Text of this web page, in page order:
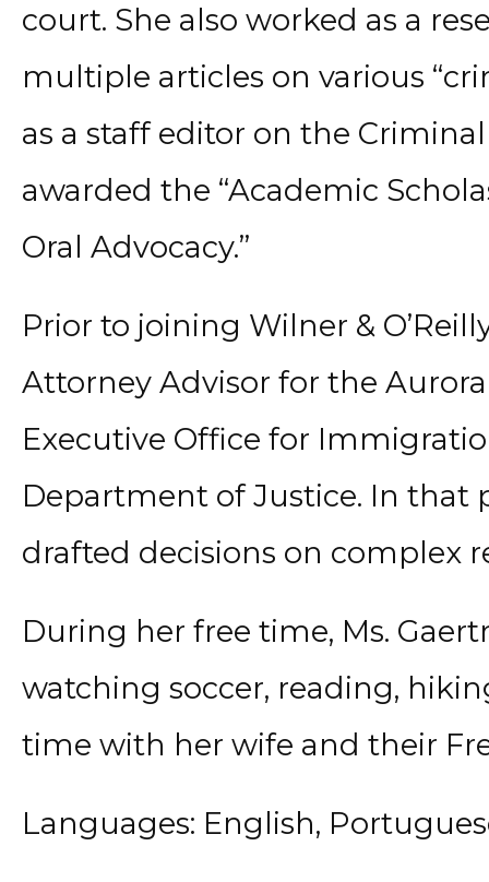
court. She also worked as a
multiple articles on various
as a staff editor on the
awarded the “Academic
Oral Advocacy.”
Prior to joining Wilner &
Attorney Advisor for the
Executive Office for
Department of Justice. In that
drafted decisions on complex
During her free time, Ms.
watching soccer, reading,
time with her wife and their
Languages: English,